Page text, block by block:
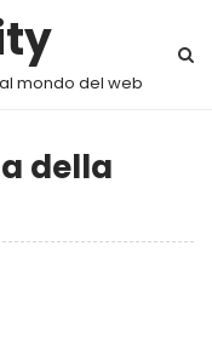
mondo del web
della